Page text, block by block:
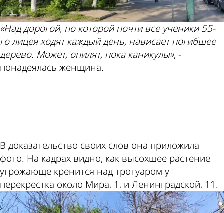
«Над дорогой, по которой почти все ученики 55-
го лицея ходят каждый день, нависает погибшее
дерево. Может, опилят, пока каникулы», -
понадеялась женщина.
В доказательство своих слов она приложила
фото. На кадрах видно, как высохшее растение
угрожающе кренится над тротуаром у
перекрестка около Мира, 1, и Ленинградской, 11.